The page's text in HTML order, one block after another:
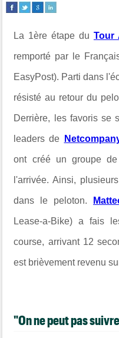
La 1ère étape du Tour
remporté par le
EasyPost). Parti dans
résisté au retour du
Derrière, les favoris se
leaders de
ont créé un groupe
l'arrivée. Ainsi,
dans le peloton.
Lease-a-Bike) a fais
course, arrivant 12
est brièvement revenu
"On ne peut pas